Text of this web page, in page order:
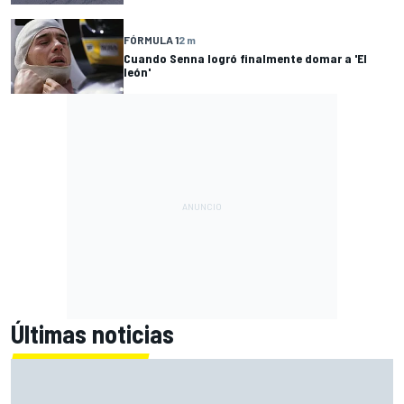
FÓRMULA 12 m
Cuando Senna logró finalmente domar a 'El
león'
Últimas noticias